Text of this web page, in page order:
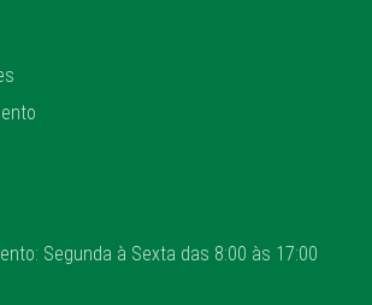
Segunda à Sexta das 8:00 às 17:00